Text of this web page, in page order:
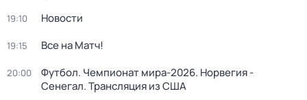
19:10 Новости
19:15 Все на Матч!
20:00
Футбол. Чемпионат мира-2026. Норвегия -
Сенегал. Трансляция из США